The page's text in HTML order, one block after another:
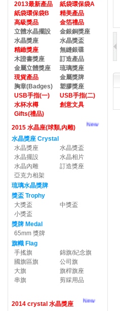
2013最新產品
紙袋環保袋A
紙袋環保袋B
精美產品
高級獎品
金箔禮品
立體水晶擺設
金銀銅獎座
水晶獎座
水晶獎盃
精緻獎座
無縫銀碟
木證書獎座
訂造產品
金屬立體獎座
琉璃獎座
現貨產品
金屬獎牌
胸章(Badges)
塑膠獎座
USB手指(一)
USB手指(二)
水杯水樽
創意文具
Gifts(禮品)
2015 水晶座(球類,內雕)
New
水晶獎座 Crystal
水晶獎座
水晶獎盃
水晶擺設
水晶相片
水晶內雕
訂造獎座
亞克力相架
琉璃水晶獎牌
獎盃 Trophy
大獎盃
中獎盃
小獎盃
獎牌 Medal
65mm 獎牌
旗幟 Flag
手搖旗
錦旗/紀念旗
國旗區旗
公司旗
大旗
旗桿旗座
串旗
剪綵用品
2014 crystal 水晶獎座 New